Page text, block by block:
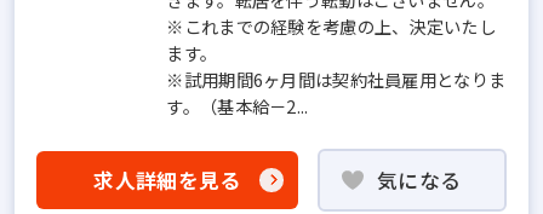
※これまでの経験を考慮の上、決定いたし
ます。
※試用期間6ヶ月間は契約社員雇用となりま
す。（基本給－2...
求人詳細を見る 気になる